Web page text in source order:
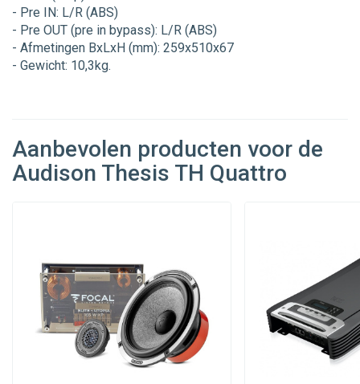
- Pre IN: L/R (ABS)
- Pre OUT (pre in bypass): L/R (ABS)
- Afmetingen BxLxH (mm): 259x510x67
- Gewicht: 10,3kg.
Aanbevolen producten voor de
Audison Thesis TH Quattro